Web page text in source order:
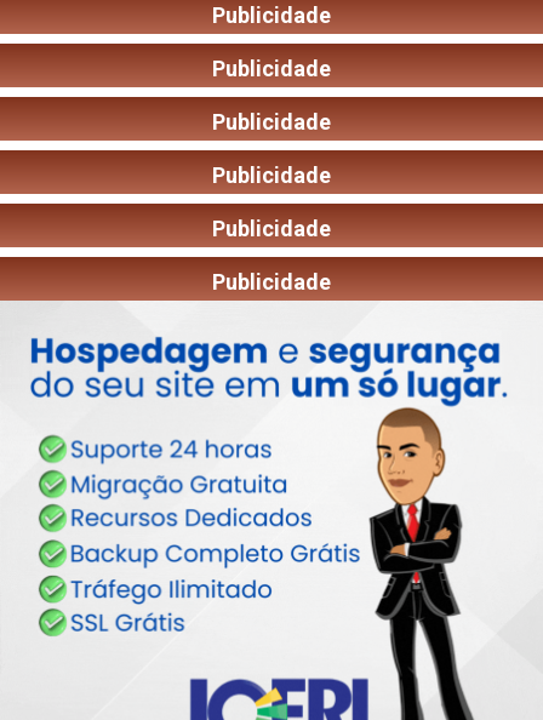
Publicidade
Publicidade
Publicidade
Publicidade
Publicidade
Publicidade